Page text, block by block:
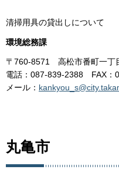
清掃用具の貸出しについて
環境総務課
〒760-8571 高松市番町一
電話：087-839-2388 FAX：
メール：
丸亀市